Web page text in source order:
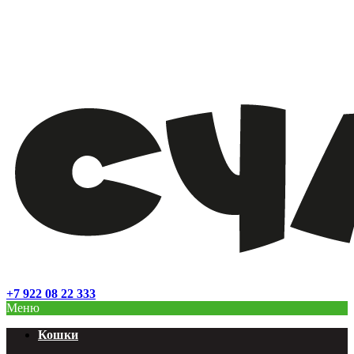
+7 922 08 22 333
Меню
Кошки